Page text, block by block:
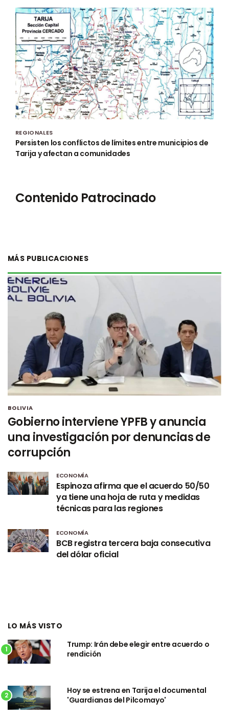
REGIONALES
Persisten los conflictos de límites entre municipios de
Tarija y afectan a comunidades
Contenido Patrocinado
MÁS PUBLICACIONES
BOLIVIA
Gobierno interviene YPFB y anuncia
una investigación por denuncias de
corrupción
ECONOMÍA
Espinoza afirma que el acuerdo 50/50
ya tiene una hoja de ruta y medidas
técnicas para las regiones
ECONOMÍA
BCB registra tercera baja consecutiva
del dólar oficial
LO MÁS VISTO
1
Trump: Irán debe elegir entre acuerdo o
rendición
2
Hoy se estrena en Tarija el documental
'Guardianas del Pilcomayo'